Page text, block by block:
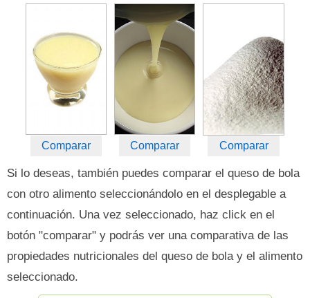
Comparar Comparar Comparar
Si lo deseas, también puedes comparar el queso de bola
con otro alimento seleccionándolo en el desplegable a
continuación. Una vez seleccionado, haz click en el
botón "comparar" y podrás ver una comparativa de las
propiedades nutricionales del queso de bola y el alimento
seleccionado.